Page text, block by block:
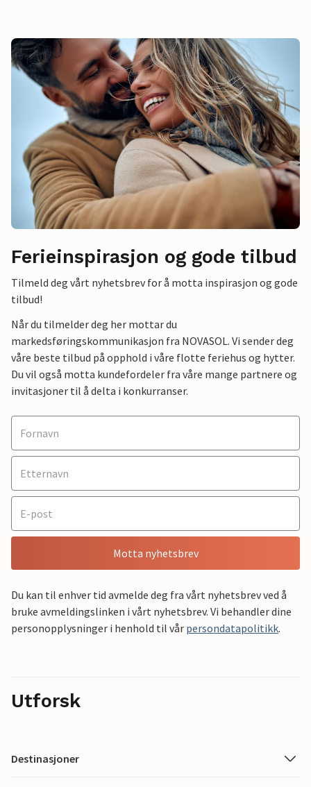
Ferieinspirasjon og gode tilbud
Tilmeld deg vårt nyhetsbrev for å motta inspirasjon og gode
tilbud!
Når du tilmelder deg her mottar du
markedsføringskommunikasjon fra NOVASOL. Vi sender deg
våre beste tilbud på opphold i våre flotte feriehus og hytter.
Du vil også motta kundefordeler fra våre mange partnere og
invitasjoner til å delta i konkurranser.
Motta nyhetsbrev
Du kan til enhver tid avmelde deg fra vårt nyhetsbrev ved å
bruke avmeldingslinken i vårt nyhetsbrev. Vi behandler dine
personopplysninger i henhold til vår persondatapolitikk.
Utforsk
Destinasjoner